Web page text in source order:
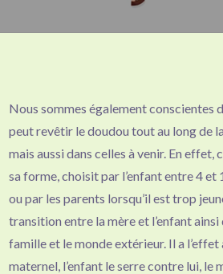
Nous sommes également conscientes
peut revêtir le doudou tout au long de
mais aussi dans celles à venir. En
sa forme, choisit par l’enfant entre 4 et
ou par les parents lorsqu’il est trop
transition entre la mère et l’enfant ainsi
famille et le monde extérieur. Il a
maternel, l’enfant le serre contre lui, le